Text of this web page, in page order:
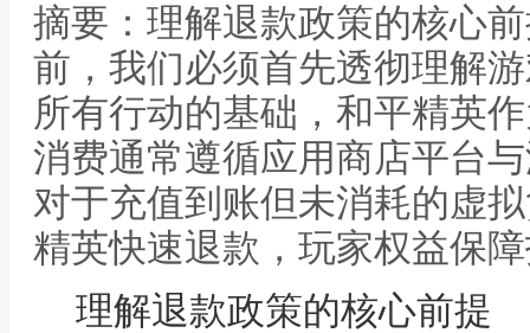
摘要：理解退款政策的核心
前，我们必须首先透彻理解
所有行动的基础，和平精英
消费通常遵循应用商店平台
对于充值到账但未消耗的虚
精英快速退款，玩家权益保
理解退款政策的核心前提